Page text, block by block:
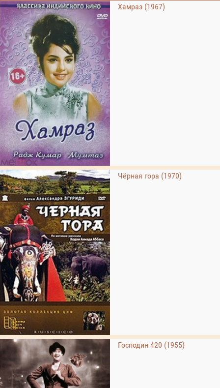
Хамраз (1967)
Чёрная гора (1970)
Господин 420 (1955)